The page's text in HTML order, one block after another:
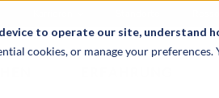
to operate our site, understand
cookies, or manage your preferences.